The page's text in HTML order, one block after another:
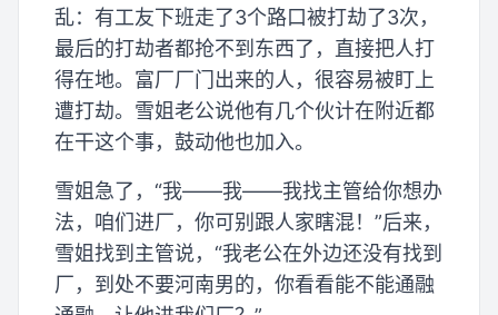
乱：有工友下班走了3个路口被打劫了3次，
最后的打劫者都抢不到东西了，直接把人打
得在地。富厂厂门出来的人，很容易被盯上
遭打劫。雪姐老公说他有几个伙计在附近都
在干这个事，鼓动他也加入。
雪姐急了，“我——我——我找主管给你想办
法，咱们进厂，你可别跟人家瞎混！”后来，
雪姐找到主管说，“我老公在外边还没有找到
厂，到处不要河南男的，你看看能不能通融